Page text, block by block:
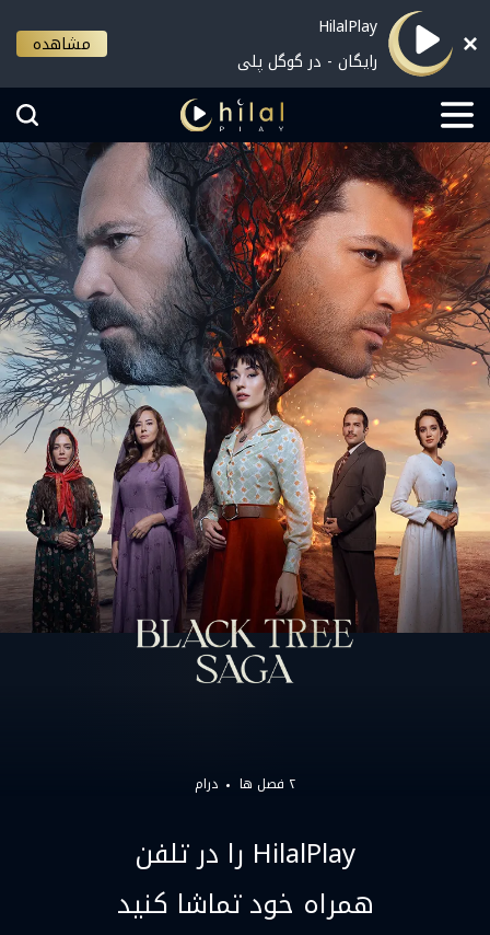
HilalPlay
رایگان - در گوگل پلی
مشاهده
۲ فصل ها درام
HilalPlay را در تلفن
همراه خود تماشا کنید